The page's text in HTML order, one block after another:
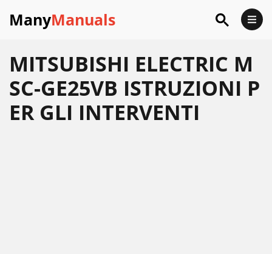
ManyManuals
MITSUBISHI ELECTRIC M
SC-GE25VB ISTRUZIONI P
ER GLI INTERVENTI